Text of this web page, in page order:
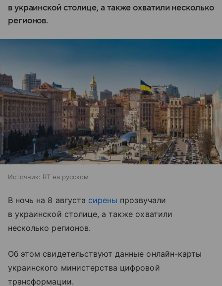
в украинской столице, а также охватили несколько
регионов.
Источник: RT на русском
В ночь на 8 августа сирены прозвучали
в украинской столице, а также охватили
несколько регионов.
Об этом свидетельствуют данные онлайн-карты
украинского министерства цифровой
трансформации.